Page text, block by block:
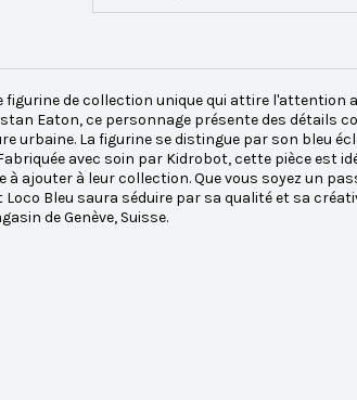
de collection unique qui attire l'attention
Eaton, ce personnage présente des détails
urbaine. La figurine se distingue par son bleu
avec soin par Kidrobot, cette pièce est
ajouter à leur collection. Que vous soyez un
Bleu saura séduire par sa qualité et sa
de Genève, Suisse.